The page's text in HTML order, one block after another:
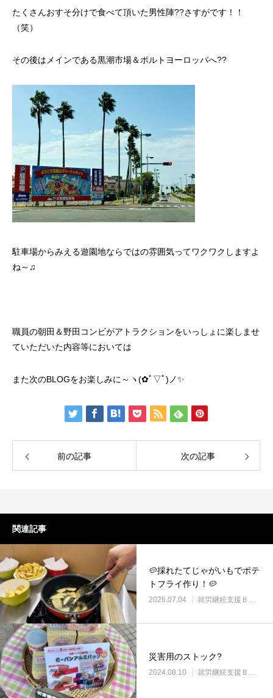
たくさんおすそ分けで食べて頂いた男性陣??さすがです！！
（笑）
その後はメインである黒潮市場＆ポルトヨーロッパへ??
駐車場からみえる遊園地ならではの雰囲気ってワクワクしますよ
ね～♫
職員の朝田＆野田コンビがアトラクションをいっしょに楽しませ
ていただいた内容等においては
また次のBLOGをお楽しみに～ヽ(✿ﾟ▽ﾟ)ノ✨
前の記事 次の記事
関連記事
🥔採れたてじゃがいもでポテ
トフライ作り！🥔
2026.07.04 就労継続支援Ｂ型・ニコプレイス
災害用のストック?
2024.08.10 就労継続支援Ｂ型・ニコプレイス